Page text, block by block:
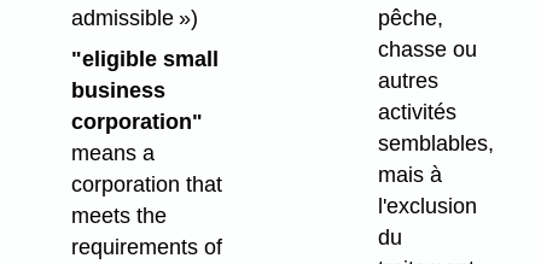
admissible »)
"eligible small
business
corporation"
means a
corporation that
meets the
requirements of
pêche,
chasse ou
autres
activités
semblables,
mais à
l'exclusion
du